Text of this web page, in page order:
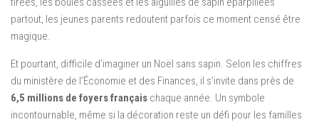
partout, les jeunes parents redoutent parfois ce moment censé être
magique.
Et pourtant, difficile d’imaginer un Noël sans sapin. Selon les chiffres
du ministère de l’Économie et des Finances, il s’invite dans près de
6,5 millions de foyers français chaque année. Un symbole
incontournable, même si la décoration reste un défi pour les familles